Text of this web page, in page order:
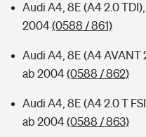
Audi A4, 8E (A4 2.0
2004(0588 / 861)
Audi A4, 8E (A4 AVANT
ab 2004(0588 / 862)
Audi A4, 8E (A4 2.0 T
ab 2004(0588 / 863)